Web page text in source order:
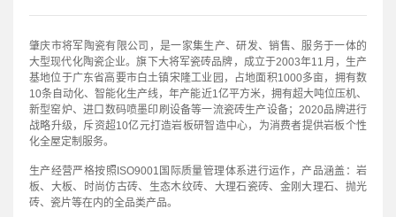
肇庆市将军陶瓷有限公司，是一家集生产、研发、销售、服务于一体的
大型现代化陶瓷企业。旗下大将军瓷砖品牌，成立于2003年11月，生产
基地位于广东省高要市白土镇宋隆工业园，占地面积1000多亩，拥有数
10条自动化、智能化生产线，年产能近1亿平方米，拥有超大吨位压机、
新型窑炉、进口数码喷墨印刷设备等一流瓷砖生产设备；2020品牌进行
战略升级，斥资超10亿元打造岩板研智造中心，为消费者提供岩板个性
化全屋定制服务。
生产经营严格按照ISO9001国际质量管理体系进行运作，产品涵盖：岩
板、大板、时尚仿古砖、生态木纹砖、大理石瓷砖、金刚大理石、抛光
砖、瓷片等在内的全品类产品。